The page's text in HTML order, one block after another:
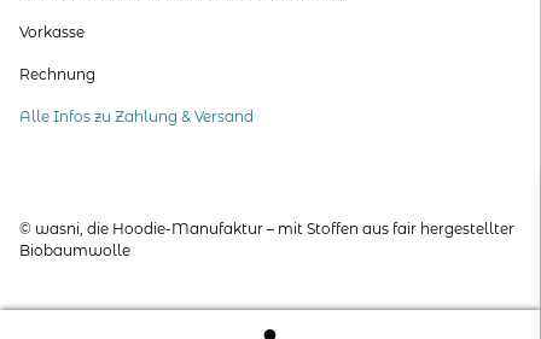
Vorkasse
Rechnung
Alle Infos zu Zahlung & Versand
© wasni, die Hoodie-Manufaktur – mit Stoffen aus fair hergestellter
Biobaumwolle